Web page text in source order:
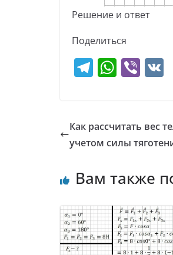
Решение и ответ
Поделиться
T
gr
a
W
s
A
p
Vi
Как рассчитать вес
учетом силы
Вам также